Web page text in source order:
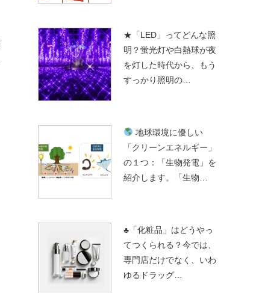
★「LED」ってどんな照
明？蛍光灯や白熱球が夜
を灯した時代から、もう
すっかり照明の…
地球環境に優しい
「クリーンエネルギー」
の１つ：「生物発電」を
紹介します。「生物…
♣「化粧品」はどうやっ
てつくられる？今では、
専門店だけでなく、いわ
ゆるドラッグ…